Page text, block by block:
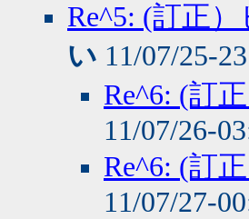
Re^5: (訂正
い 11/07/25-
Re^6: (訂
11/07/26-
Re^6: (訂
11/07/27-